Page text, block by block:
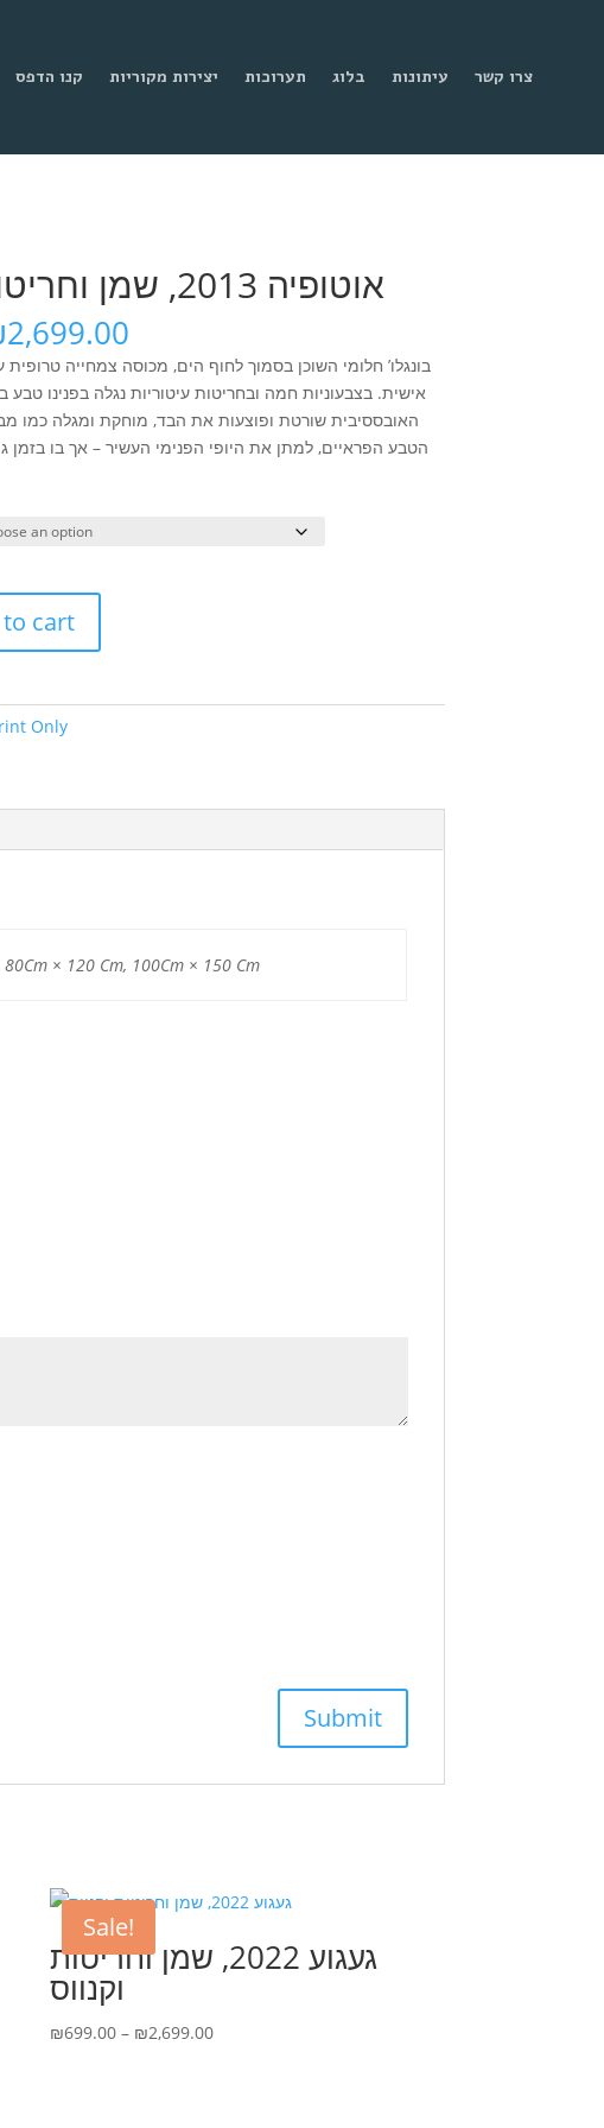
קנו הדפס יצירות מקוריות תערוכות בלוג עיתונות צרו קשר
אוטופיה 2013, שמן וחריטות על קנווס
2,699.00Price
range:
₪699.00
through
₪2,699.00
אישית. בצבעוניות חמה ובחריטות עיטוריות נגלה בפנינו טבע
האובססיבית שורטת ופוצעות את הבד, מוחקת ומגלה כמו
הטבע הפראיים, למתן את היופי הפנימי העשיר – אך בו בזמן
cart
Only
× 120 Cm, 100Cm × 150 Cm
Sale!
געגוע 2022, שמן וחריטות
וקנווס
₪699.00 – ₪2,699.00Price